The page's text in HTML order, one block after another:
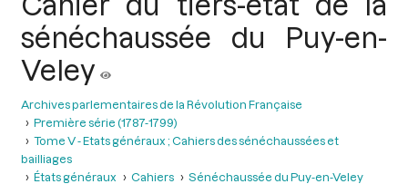
sénéchaussée du Puy-en-
Veley
Archives parlementaires de la Révolution Française
Première série (1787-1799)
Tome V - Etats généraux ; Cahiers des sénéchaussées et
bailliages
États généraux
Cahiers Sénéchaussée du Puy-en-Veley